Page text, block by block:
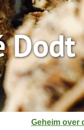
Dodt
J
Geheim over